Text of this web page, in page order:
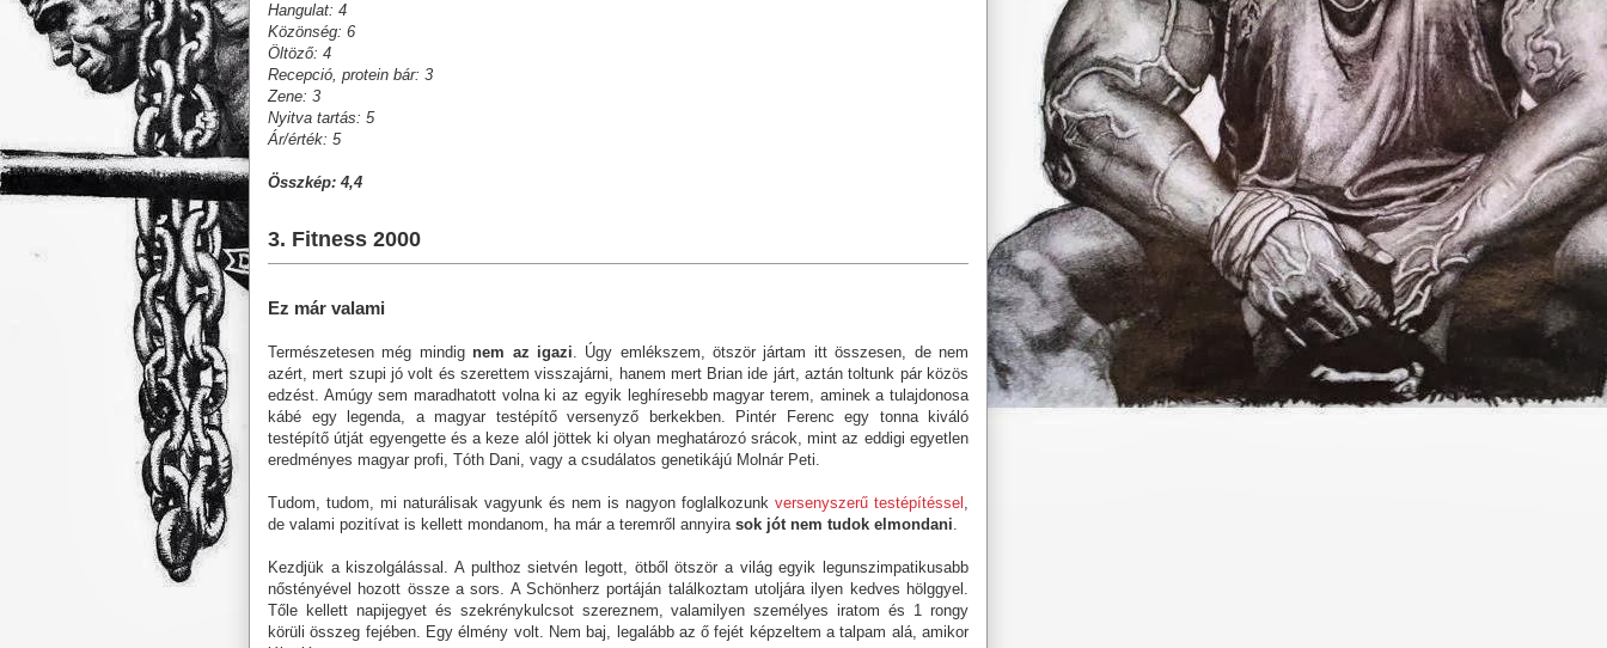
Hangulat: 4
Közönség: 6
Öltöző: 4
Recepció, protein bár: 3
Zene: 3
Nyitva tartás: 5
Ár/érték: 5
Összkép: 4,4
3. Fitness 2000
Ez már valami
Természetesen még mindignem az igazi . Úgy emlékszem, ötször jártam itt összesen, de nem
azért, mert szupi jó volt és szerettem visszajárni, hanem mert Brian ide járt, aztán toltunk pár közös
edzést. Amúgy sem maradhatott volna ki az egyik leghíresebb magyar terem, aminek a tulajdonosa
kábé egy legenda, a magyar testépítő versenyző berkekben. Pintér Ferenc egy tonna kiváló
testépítő útját egyengette és a keze alól jöttek ki olyan meghatározó srácok, mint az eddigi egyetlen
eredményes magyar profi, Tóth Dani, vagy a csudálatos genetikájú Molnár Peti.
Tudom, tudom, mi naturálisak vagyunk és nem is nagyon foglalkozunk versenyszerű testépítéssel
de valami pozitívat is kellett mondanom, ha már a teremről annyira sok jót nem tudok elmondani
Kezdjük a kiszolgálással. A pulthoz sietvén legott, ötből ötször a világ egyik legunszimpatikusabb
nőstényével hozott össze a sors. A Schönherz portáján találkoztam utoljára ilyen kedves hölggyel.
Tőle kellett napijegyet és szekrénykulcsot szereznem, valamilyen személyes iratom és 1 rongy
körüli összeg fejében. Egy élmény volt. Nem baj, legalább az ő fejét képzeltem a talpam alá, amikor